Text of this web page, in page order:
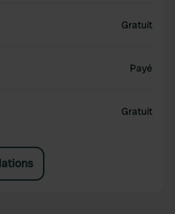
Gratuit
Payé
Gratuit